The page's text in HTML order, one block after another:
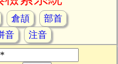
倉頡
部首
音
注音